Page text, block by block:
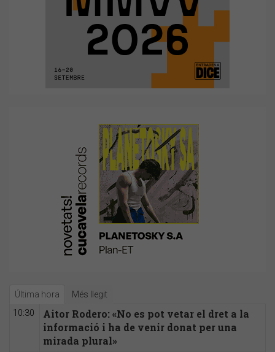
Última hora Més llegit
10:30
Aitor Rodero: «No es pot vetar el dret a la
informació i ha de venir donat per una
mirada plural»